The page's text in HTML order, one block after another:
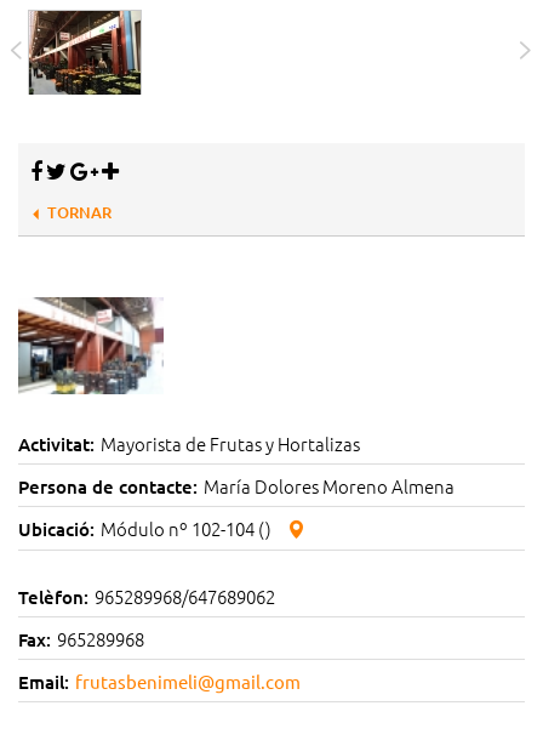
TORNAR
Activitat: Mayorista de Frutas y Hortalizas
Persona de contacte: María Dolores Moreno Almena
Ubicació: Módulo nº 102-104 ()
Telèfon: 965289968/647689062
Fax: 965289968
Email: frutasbenimeli@gmail.com